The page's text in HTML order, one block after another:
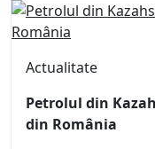
Actualitate
Petrolul din
din România